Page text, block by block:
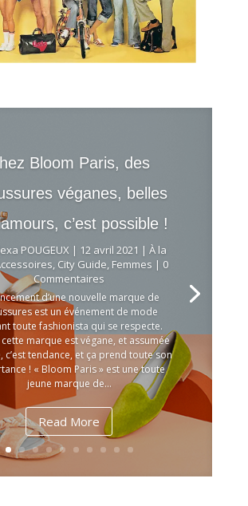
Bloom Paris, des
véganes, belles
c’est possible !
POUGEUX | 12 avril 2021 | À la
, City Guide, Femmes | 0
Commentaires
d’une nouvelle marque de
est un événement de mode
toute fashionista qui se respecte.
marque est végane, et assumée
c’est tendance, et ça prend toute son
! « Bloom Paris » est une toute
jeune marque de...
Read More